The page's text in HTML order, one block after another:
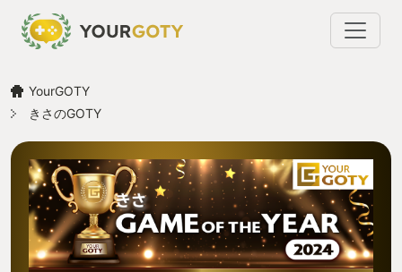
YourGOTY
きさのGOTY